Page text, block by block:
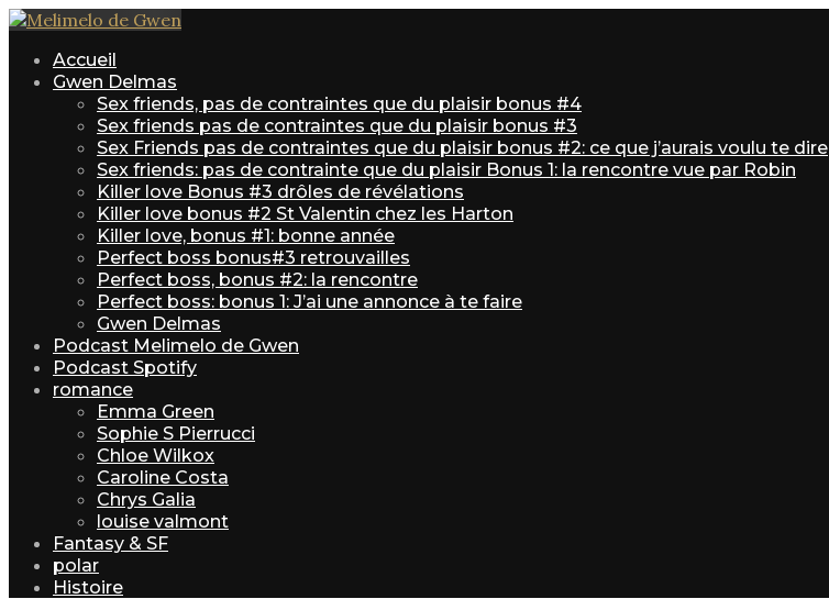
Accueil
Gwen Delmas
Sex friends, pas de contraintes que du plaisir bonus #4
Sex friends pas de contraintes que du plaisir bonus #3
Sex Friends pas de contraintes que du plaisir bonus #2: ce que j’aurais voulu te dire
Sex friends: pas de contrainte que du plaisir Bonus 1: la rencontre vue par Robin
Killer love Bonus #3 drôles de révélations
Killer love bonus #2 St Valentin chez les Harton
Killer love, bonus #1: bonne année
Perfect boss bonus#3 retrouvailles
Perfect boss, bonus #2: la rencontre
Perfect boss: bonus 1: J’ai une annonce à te faire
Gwen Delmas
Podcast Melimelo de Gwen
Podcast Spotify
romance
Emma Green
Sophie S Pierrucci
Chloe Wilkox
Caroline Costa
Chrys Galia
louise valmont
Fantasy & SF
polar
Histoire